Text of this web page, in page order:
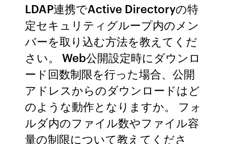
LDAP連携でActive Directoryの特
定セキュリティグループ内のメン
バーを取り込む方法を教えてくだ
さい。 Web公開設定時にダウンロ
ード回数制限を行った場合、公開
アドレスからのダウンロードはど
のような動作となりますか。 フォ
ルダ内のファイル数やファイル容
量の制限について教えてくださ